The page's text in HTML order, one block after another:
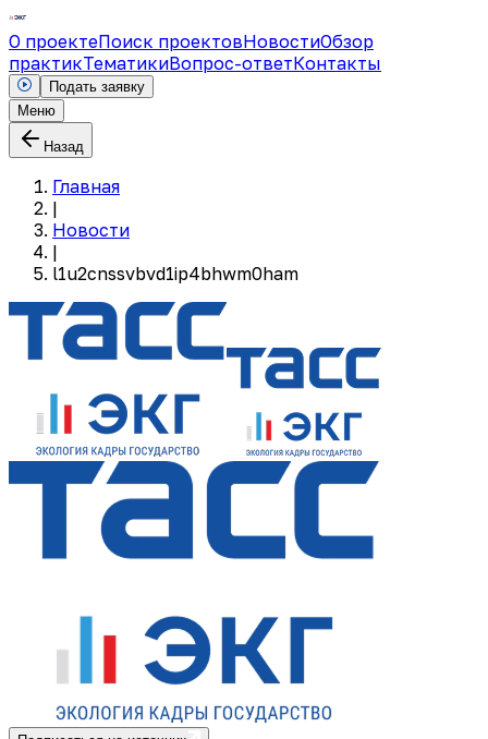
О проектеПоиск проектовНовостиОбзор
практикТематикиВопрос-ответКонтакты
Подать заявку
Меню
Назад
Главная
|
Новости
|
l1u2cnssvbvd1ip4bhwm0ham